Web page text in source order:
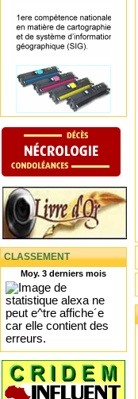
CLASSEMENT
Moy. 3 derniers mois